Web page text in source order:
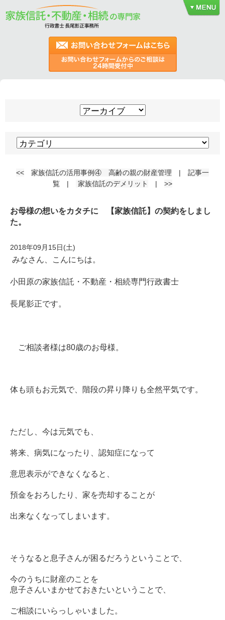
<< 家族信託の活用事例④ 高齢の親の財産管理 | 記事一
覧 | 家族信託のデメリット | >>
お母様の想いをカタチに 【家族信託】の契約をしまし
た。
2018年09月15日(土)
みなさん、こんにちは。
小田原の家族信託・不動産・相続専門行政書士
長尾影正です。
ご相談者様は80歳のお母様。
体も頭もお元気で、階段の昇り降りも全然平気です。
ただし、今は元気でも、
将来、病気になったり、認知症になって
意思表示ができなくなると、
預金をおろしたり、家を売却することが
出来なくなってしまいます。
そうなると息子さんが困るだろうということで、
今のうちに財産のことを
息子さんいまかせておきたいということで、
ご相談にいらっしゃいました。